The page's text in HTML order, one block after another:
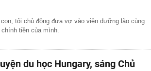
tôi chủ động đưa vợ vào viện dưỡng lão cùng
tiền của mình.
du học Hungary, sáng Chủ